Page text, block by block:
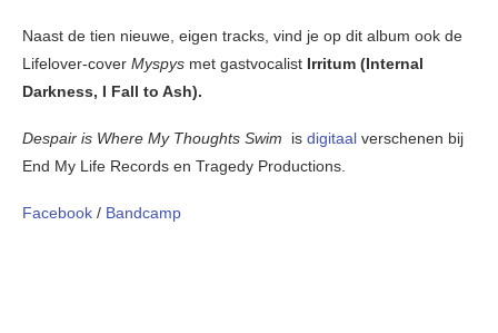
Naast de tien nieuwe, eigen tracks, vind je op dit album ook de
Lifelover-cover Myspys met gastvocalist Irritum (Internal
Darkness, I Fall to Ash).
Despair is Where My Thoughts Swim is digitaal verschenen bij
End My Life Records en Tragedy Productions.
Facebook / Bandcamp